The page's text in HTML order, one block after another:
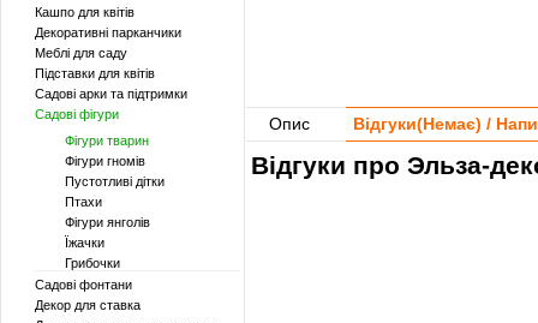
Кашпо для квітів
Декоративні парканчики
Меблі для саду
Підставки для квітів
Садові арки та підтримки
Садові фігури
Фігури тварин
Фігури гномів
Пустотливі дітки
Птахи
Фігури янголів
Їжачки
Грибочки
Садові фонтани
Декор для ставка
Опис Відгуки(Немає) /
Відгуки про Эльза-